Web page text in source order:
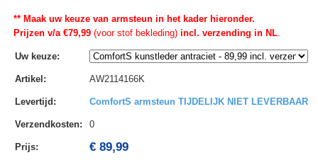
** Maak uw keuze van armsteun in het kader hieronder.
Prijzen v/a €79,99(voor stof bekleding)incl. verzending in NL.
Uw keuze:
Artikel : AW2114166K
Levertijd : ComfortS armsteun TIJDELIJK NIET LEVERBAAR
Verzendkosten: 0
Prijs: € 89,99